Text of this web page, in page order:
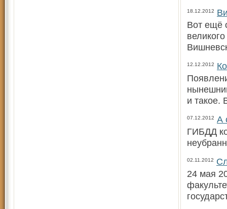
18.12.2012
Вот ещё
12.12.2012
и такое.
07.12.2012 А
ГИБДД
02.11.2012
24 мая